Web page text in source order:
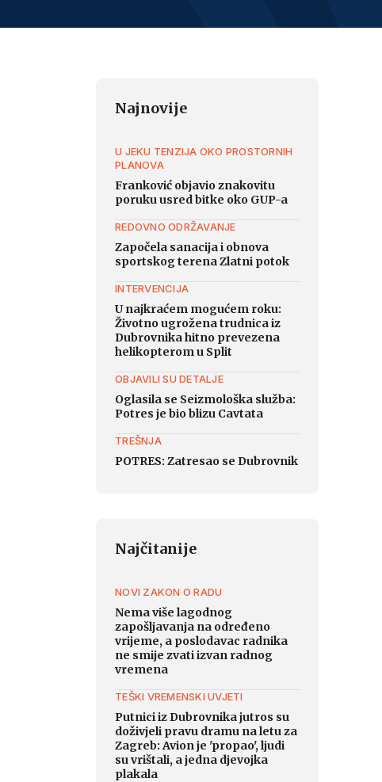
Najnovije
U JEKU TENZIJA OKO PROSTORNIH
PLANOVA
Franković objavio znakovitu
poruku usred bitke oko GUP-a
REDOVNO ODRŽAVANJE
Započela sanacija i obnova
sportskog terena Zlatni potok
INTERVENCIJA
U najkraćem mogućem roku:
Životno ugrožena trudnica iz
Dubrovnika hitno prevezena
helikopterom u Split
OBJAVILI SU DETALJE
Oglasila se Seizmološka služba:
Potres je bio blizu Cavtata
TREŠNJA
POTRES: Zatresao se Dubrovnik
Najčitanije
NOVI ZAKON O RADU
Nema više lagodnog
zapošljavanja na određeno
vrijeme, a poslodavac radnika
ne smije zvati izvan radnog
vremena
TEŠKI VREMENSKI UVJETI
Putnici iz Dubrovnika jutros su
doživjeli pravu dramu na letu za
Zagreb: Avion je 'propao', ljudi
su vrištali, a jedna djevojka
plakala